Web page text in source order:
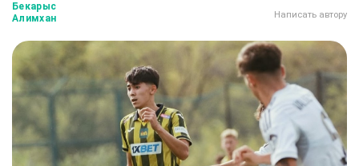
Бекарыс
Алимхан
Написать автору